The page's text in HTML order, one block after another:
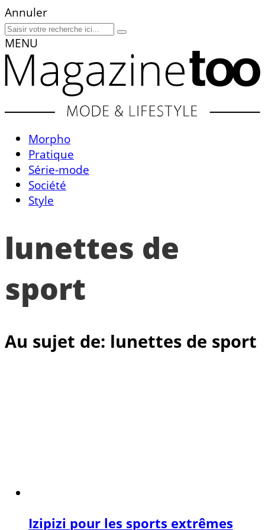
Annuler
MENU
Morpho
Pratique
Série-mode
Société
Style
lunettes de
sport
Au sujet de: lunettes de sport
Izipizi pour les sports extrêmes